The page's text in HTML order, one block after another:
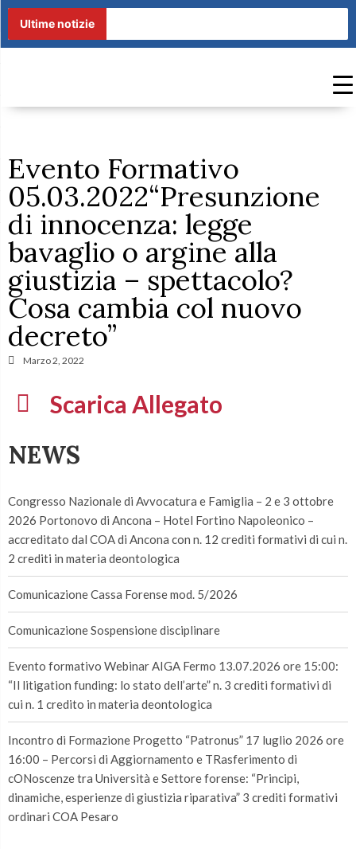
Ultime notizie
Evento Formativo
05.03.2022“Presunzione
di innocenza: legge
bavaglio o argine alla
giustizia – spettacolo?
Cosa cambia col nuovo
decreto”
Marzo 2, 2022
Scarica Allegato
NEWS
Congresso Nazionale di Avvocatura e Famiglia – 2 e 3 ottobre
2026 Portonovo di Ancona – Hotel Fortino Napoleonico –
accreditato dal COA di Ancona con n. 12 crediti formativi di cui n.
2 crediti in materia deontologica
Comunicazione Cassa Forense mod. 5/2026
Comunicazione Sospensione disciplinare
Evento formativo Webinar AIGA Fermo 13.07.2026 ore 15:00:
“Il litigation funding: lo stato dell’arte” n. 3 crediti formativi di
cui n. 1 credito in materia deontologica
Incontro di Formazione Progetto “Patronus” 17 luglio 2026 ore
16:00 – Percorsi di Aggiornamento e TRasferimento di
cONoscenze tra Università e Settore forense: “Principi,
dinamiche, esperienze di giustizia riparativa” 3 crediti formativi
ordinari COA Pesaro